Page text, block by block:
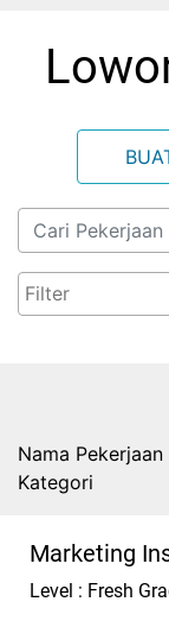
Nama Pekerjaan
Kategori
Marketing
Level : Fresh